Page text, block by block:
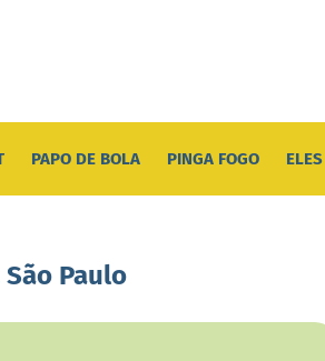
PAPO DE BOLA PINGA FOGO ELES
Paulo